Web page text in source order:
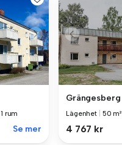
1 rum
Se mer
Grängesberg
Lägenhet 50 m²
4 767 kr